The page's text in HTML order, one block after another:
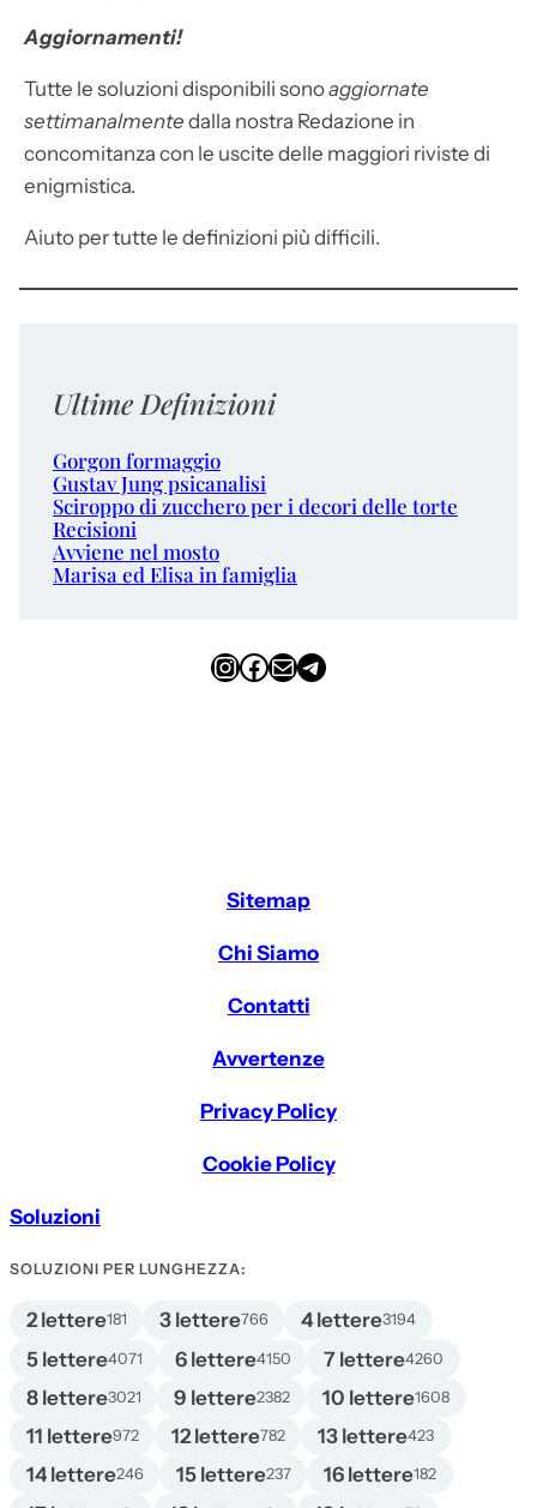
Aggiornamenti!
Tutte le soluzioni disponibili sonoaggiornate
settimanalmente dalla nostra Redazione in
concomitanza con le uscite delle maggiori riviste di
enigmistica.
Aiuto per tutte le definizioni più difficili.
Ultime Definizioni
Gorgon formaggio
Gustav Jung psicanalisi
Sciroppo di zucchero per i decori delle torte
Recisioni
Avviene nel mosto
Marisa ed Elisa in famiglia
InstagramFacebook Email Telegram
Sitemap
Chi Siamo
Contatti
Avvertenze
Privacy Policy
Cookie Policy
Soluzioni
SOLUZIONI PER LUNGHEZZA:
2 lettere181 3 lettere766 4 lettere3194
5 lettere4071 6 lettere4150 7 lettere4260
8 lettere3021 9 lettere2382 10 lettere1608
11 lettere972 12 lettere782 13 lettere423
14 lettere246 15 lettere237 16 lettere182